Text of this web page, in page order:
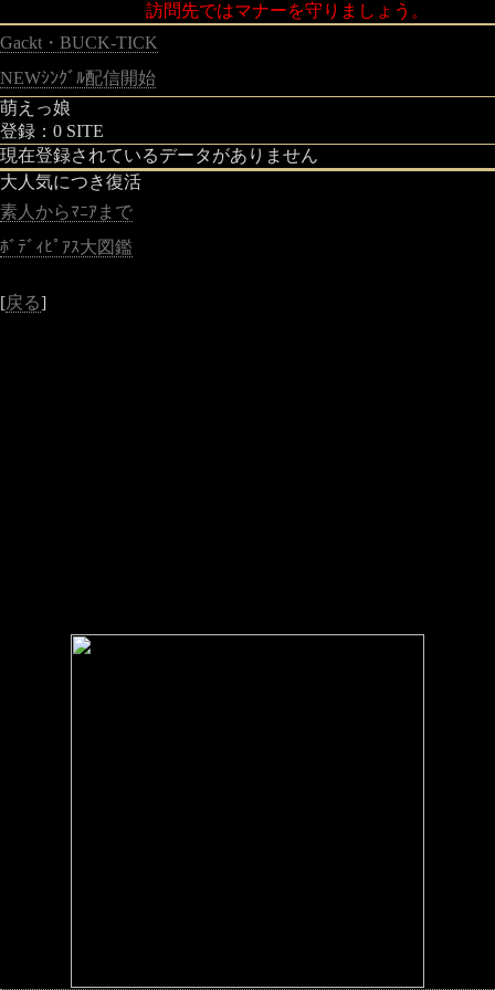
訪問先ではマナーを守りましょう。
Gackt・BUCK-TICK
NEWｼﾝｸﾞﾙ配信開始
萌えっ娘
登録：0 SITE
現在登録されているデータがありません
大人気につき復活
素人からﾏﾆｱまで
ﾎﾞﾃﾞｨﾋﾟｱｽ大図鑑
[戻る]